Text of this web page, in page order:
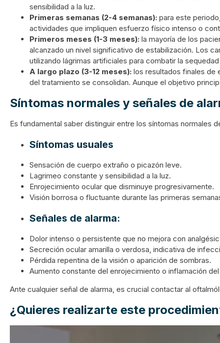
sensibilidad a la luz.
Primeras semanas (2-4 semanas): para este
actividades que impliquen esfuerzo físico intenso o
Primeros meses (1-3 meses): la mayoría de los
alcanzado un nivel significativo de estabilización. Los
utilizando lágrimas artificiales para combatir la
A largo plazo (3-12 meses): los resultados finales de
del tratamiento se consolidan. Aunque el objetivo
Síntomas normales y señales de
Es fundamental saber distinguir entre los síntomas normales
Síntomas usuales
Sensación de cuerpo extraño o picazón leve.
Lagrimeo constante y sensibilidad a la luz.
Enrojecimiento ocular que disminuye progresivamente.
Visión borrosa o fluctuante durante las primeras
Señales de alarma:
Dolor intenso o persistente que no mejora con
Secreción ocular amarilla o verdosa, indicativa de
Pérdida repentina de la visión o aparición de sombras.
Aumento constante del enrojecimiento o inflamación
Ante cualquier señal de alarma, es crucial contactar al
¿Quieres realizarte este